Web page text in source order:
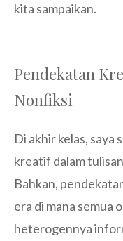
kita sampaikan.
Pendekatan
Nonfiksi
Di akhir kelas, saya
kreatif dalam
Bahkan,
era di mana semua
heterogennya